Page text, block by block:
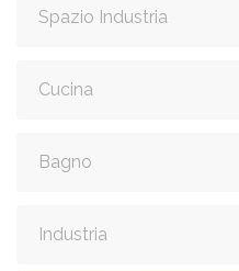
Spazio Industria
Cucina
Bagno
Industria